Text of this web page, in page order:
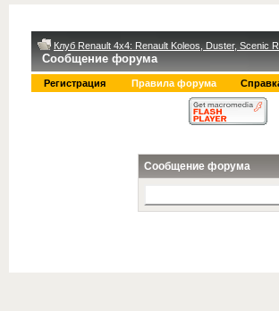
Клуб Renault 4x4: Renault Koleos, Duster, Scenic
Сообщение форума
Регистрация Правила форума
Сообщение форума